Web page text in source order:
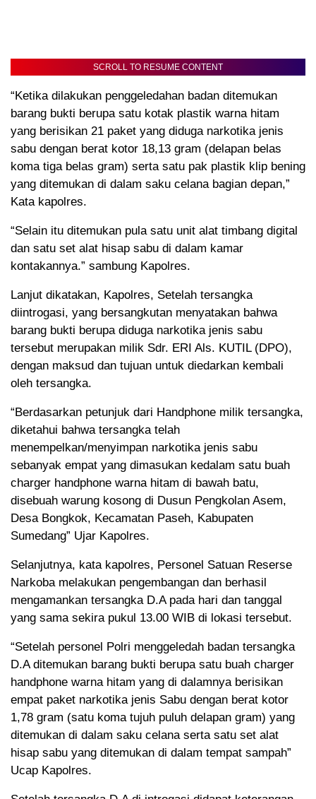
SCROLL TO RESUME CONTENT
“Ketika dilakukan penggeledahan badan ditemukan
barang bukti berupa satu kotak plastik warna hitam
yang berisikan 21 paket yang diduga narkotika jenis
sabu dengan berat kotor 18,13 gram (delapan belas
koma tiga belas gram) serta satu pak plastik klip bening
yang ditemukan di dalam saku celana bagian depan,”
Kata kapolres.
“Selain itu ditemukan pula satu unit alat timbang digital
dan satu set alat hisap sabu di dalam kamar
kontakannya.” sambung Kapolres.
Lanjut dikatakan, Kapolres, Setelah tersangka
diintrogasi, yang bersangkutan menyatakan bahwa
barang bukti berupa diduga narkotika jenis sabu
tersebut merupakan milik Sdr. ERI Als. KUTIL (DPO),
dengan maksud dan tujuan untuk diedarkan kembali
oleh tersangka.
“Berdasarkan petunjuk dari Handphone milik tersangka,
diketahui bahwa tersangka telah
menempelkan/menyimpan narkotika jenis sabu
sebanyak empat yang dimasukan kedalam satu buah
charger handphone warna hitam di bawah batu,
disebuah warung kosong di Dusun Pengkolan Asem,
Desa Bongkok, Kecamatan Paseh, Kabupaten
Sumedang” Ujar Kapolres.
Selanjutnya, kata kapolres, Personel Satuan Reserse
Narkoba melakukan pengembangan dan berhasil
mengamankan tersangka D.A pada hari dan tanggal
yang sama sekira pukul 13.00 WIB di lokasi tersebut.
“Setelah personel Polri menggeledah badan tersangka
D.A ditemukan barang bukti berupa satu buah charger
handphone warna hitam yang di dalamnya berisikan
empat paket narkotika jenis Sabu dengan berat kotor
1,78 gram (satu koma tujuh puluh delapan gram) yang
ditemukan di dalam saku celana serta satu set alat
hisap sabu yang ditemukan di dalam tempat sampah”
Ucap Kapolres.